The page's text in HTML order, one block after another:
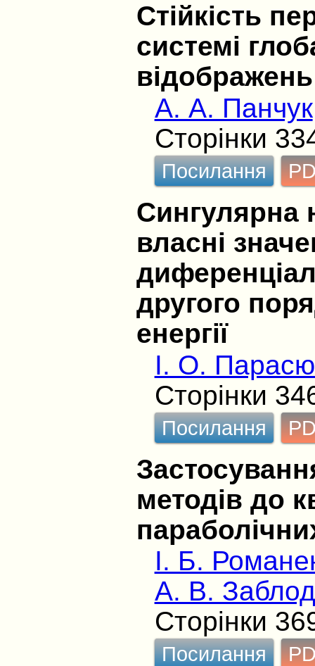
Стійкість
системі
відображень
А. А. Панчук
Сторінки
Посилання
Сингулярна
власні
другого
енергії
І. О.
Сторінки
Посилання
методів до
І. Б.
А. В.
Сторінки
Посилання